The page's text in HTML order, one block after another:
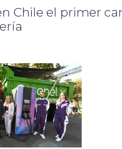
Chile el primer